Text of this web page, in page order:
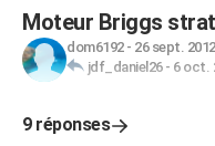
Moteur Briggs
dom6192- 26 sept.
jdf_daniel26- 6 oct.
9 réponses